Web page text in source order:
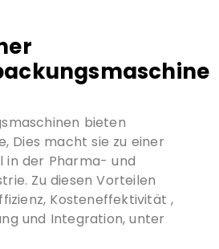
bieten
Dies macht sie zu einer
in der Pharma- und
Zu diesen Vorteilen
Kosteneffektivität ,
und Integration, unter